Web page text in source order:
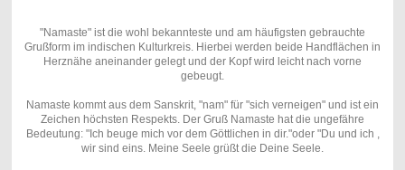
"Namaste" ist die wohl bekannteste und am häufigsten gebrauchte
Grußform im indischen Kulturkreis. Hierbei werden beide Handflächen in
Herznähe aneinander gelegt und der Kopf wird leicht nach vorne
gebeugt.
Namaste kommt aus dem Sanskrit, "nam" für "sich verneigen" und ist ein
Zeichen höchsten Respekts. Der Gruß Namaste hat die ungefähre
Bedeutung: "Ich beuge mich vor dem Göttlichen in dir."oder "Du und ich ,
wir sind eins. Meine Seele grüßt die Deine Seele.